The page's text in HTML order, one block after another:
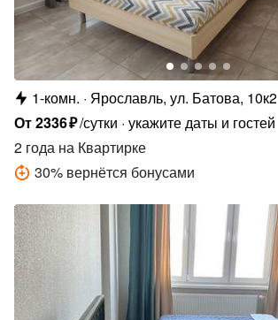
1-комн.
Ярославль, ул. Батова, 10к2
От2336₽/сутки укажите даты и гостей
2 года на Квартирке
30% вернётся бонусами